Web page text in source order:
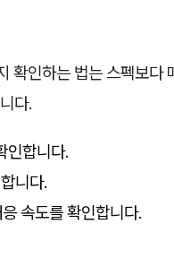
확인하는 법는 스펙보다
다.
인합니다.
니다.
속도를 확인합니다.